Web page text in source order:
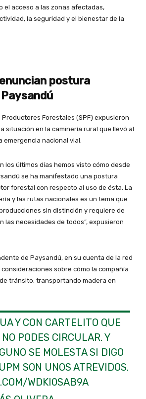
el acceso a las zonas afectadas,
la seguridad y el bienestar de la
postura
Productores Forestales (SPF) expusieron
situación en la caminería rural que llevó al
nacional vial.
los últimos días hemos visto cómo desde
se ha manifestado una postura
forestal con respecto al uso de ésta. La
y las rutas nacionales es un tema que
sin distinción y requiere de
las necesidades de todos”, expusieron
de Paysandú, en su cuenta de la red
sobre cómo la compañía
tránsito, transportando madera en
Y CON CARTELITO QUE
PODES CIRCULAR. Y
SE MOLESTA SI DIGO
SON UNOS ATREVIDOS.
WDKI0SAB9A